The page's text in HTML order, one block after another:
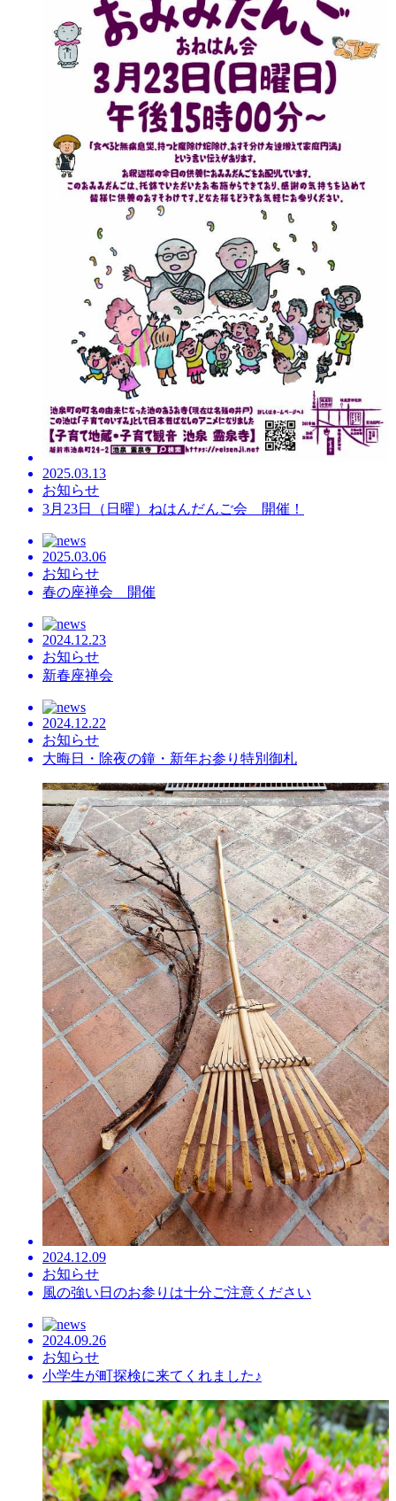
2025.03.13
お知らせ
3月23日（日曜）ねはんだんご会 開催！
2025.03.06
お知らせ
春の座禅会 開催
2024.12.23
お知らせ
新春座禅会
2024.12.22
お知らせ
大晦日・除夜の鐘・新年お参り特別御札
2024.12.09
お知らせ
風の強い日のお参りは十分ご注意ください
2024.09.26
お知らせ
小学生が町探検に来てくれました♪